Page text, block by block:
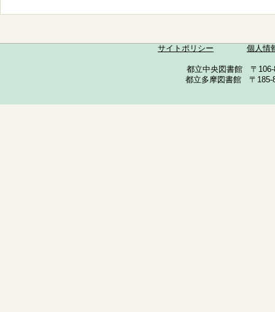
サイトポリシー 個人情
都立中央図書館 〒
都立多摩図書館 〒185-